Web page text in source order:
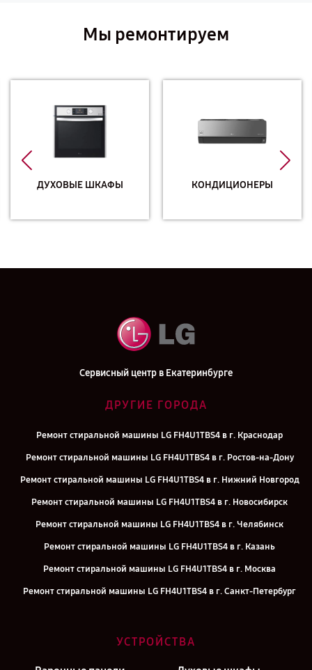
Мы ремонтируем
ДУХОВЫЕ ШКАФЫ КОНДИЦИОНЕРЫ
Сервисный центр в Екатеринбурге
ДРУГИЕ ГОРОДА
Ремонт стиральной машины LG FH4U1TBS4 в г. Краснодар
Ремонт стиральной машины LG FH4U1TBS4 в г. Ростов-на-Дону
Ремонт стиральной машины LG FH4U1TBS4 в г. Нижний Новгород
Ремонт стиральной машины LG FH4U1TBS4 в г. Новосибирск
Ремонт стиральной машины LG FH4U1TBS4 в г. Челябинск
Ремонт стиральной машины LG FH4U1TBS4 в г. Казань
Ремонт стиральной машины LG FH4U1TBS4 в г. Москва
Ремонт стиральной машины LG FH4U1TBS4 в г. Санкт-Петербург
УСТРОЙСТВА